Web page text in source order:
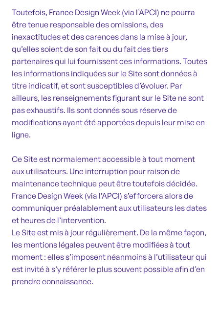
Toutefois, France Design Week (via l’APCI) ne pourra
être tenue responsable des omissions, des
inexactitudes et des carences dans la mise à jour,
qu’elles soient de son fait ou du fait des tiers
partenaires qui lui fournissent ces informations. Toutes
les informations indiquées sur le Site sont données à
titre indicatif, et sont susceptibles d’évoluer. Par
ailleurs, les renseignements figurant sur le Site ne sont
pas exhaustifs. Ils sont donnés sous réserve de
modifications ayant été apportées depuis leur mise en
ligne.
Ce Site est normalement accessible à tout moment
aux utilisateurs. Une interruption pour raison de
maintenance technique peut être toutefois décidée.
France Design Week (via l’APCI) s’efforcera alors de
communiquer préalablement aux utilisateurs les dates
et heures de l’intervention.
Le Site est mis à jour régulièrement. De la même façon,
les mentions légales peuvent être modifiées à tout
moment : elles s’imposent néanmoins à l’utilisateur qui
est invité à s’y référer le plus souvent possible afin d’en
prendre connaissance.